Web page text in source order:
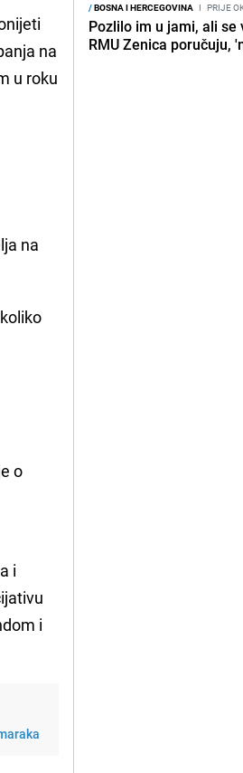
na
u roku
na
o
i
i
/BOSNA I HERCEGOVINA I PRIJE
Pozlilo im u jami, ali se
RMU Zenica poručuju,